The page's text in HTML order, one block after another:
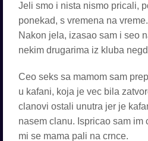
Jeli smo i nista nismo pricali,
ponekad, s vremena na vreme.
Nakon jela, izasao sam i seo
nekim drugarima iz kluba
Ceo seks sa mamom sam
u kafani, koja je vec bila
clanovi ostali unutra jer je
nasem clanu. Ispricao sam im
mi se mama pali na crnce.